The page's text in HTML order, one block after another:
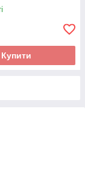
Купити